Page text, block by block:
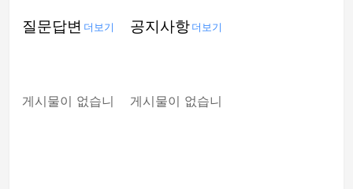
질문답변
게시물이 없습니
더보기 공지사항
게시물이 없습니
더보기